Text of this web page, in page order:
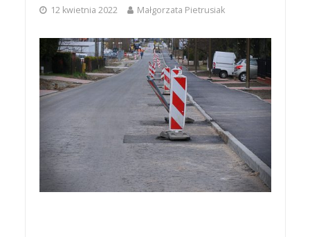
12 kwietnia 2022 Małgorzata Pietrusiak